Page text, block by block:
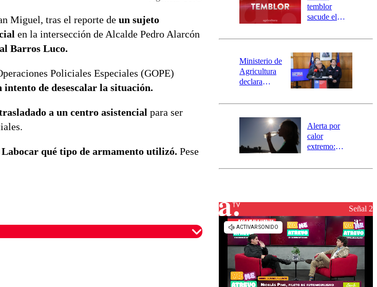
Miguel, tras el reporte de un sujeto
en la intersección de Alcalde Pedro Alarcón
Barros Luco.
Policiales Especiales (GOPE)
de desescalar la situación.
a un centro asistencial para ser
qué tipo de armamento utilizó. Pese
activa
mensajería
SAE
temblor
sacude el
revisa la
epicentro
Ministerio de
Agricultura
declara
agrícola para
Alerta por
calor
extremo:
activa Alerta
Señal 2